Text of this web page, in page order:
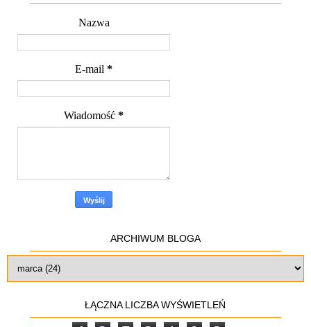
Nazwa
E-mail *
Wiadomość *
ARCHIWUM BLOGA
ŁĄCZNA LICZBA WYŚWIETLEŃ